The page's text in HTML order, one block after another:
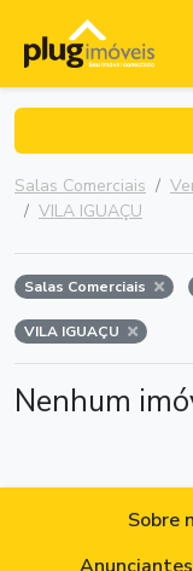
Salas Comerciais
VILA IGUAÇU
Salas Comerciais
VILA IGUAÇU
Nenhum
Sobre